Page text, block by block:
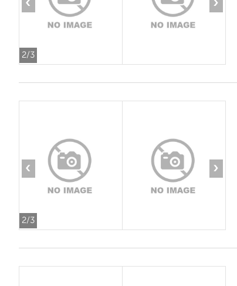
2/3
‹ ›
2/3
‹ ›